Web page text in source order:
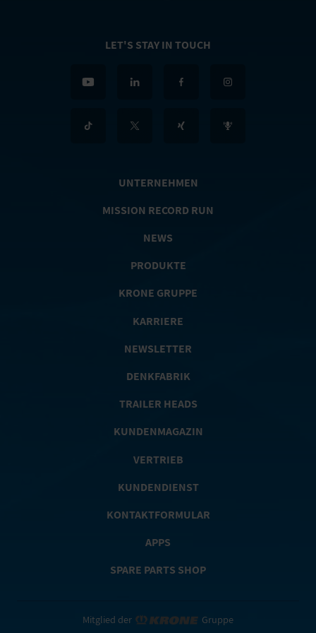
LET'S STAY IN TOUCH
UNTERNEHMEN
MISSION RECORD RUN
NEWS
PRODUKTE
KRONE GRUPPE
KARRIERE
NEWSLETTER
DENKFABRIK
TRAILER HEADS
KUNDENMAGAZIN
VERTRIEB
KUNDENDIENST
KONTAKTFORMULAR
APPS
SPARE PARTS SHOP
Mitglied der Gruppe